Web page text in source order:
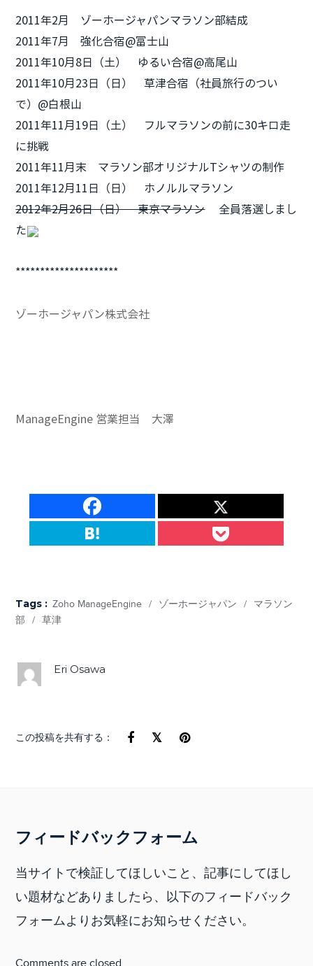
2011年2月 ゾーホージャパンマラソン部結成
2011年7月 強化合宿@富士山
2011年10月8日（土） ゆるい合宿@高尾山
2011年10月23日（日） 草津合宿（社員旅行のつい
で）@白根山
2011年11月19日（土） フルマラソンの前に30キロ走
に挑戦
2011年11月末 マラソン部オリジナルTシャツの制作
2011年12月11日（日） ホノルルマラソン
2012年2月26日（日） 東京マラソン全員落選しまし
た
*********************
ゾーホージャパン株式会社
ManageEngine 営業担当 大澤
Tags : Zoho ManageEngine / ゾーホージャパン /
マラソン
部
/ 草津
Eri Osawa
この投稿を共有する：
フィードバックフォーム
当サイトで検証してほしいこと、記事にしてほし
い題材などありましたら、以下のフィードバック
フォームよりお気軽にお知らせください。